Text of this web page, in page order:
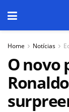
Home Notícias
O novo